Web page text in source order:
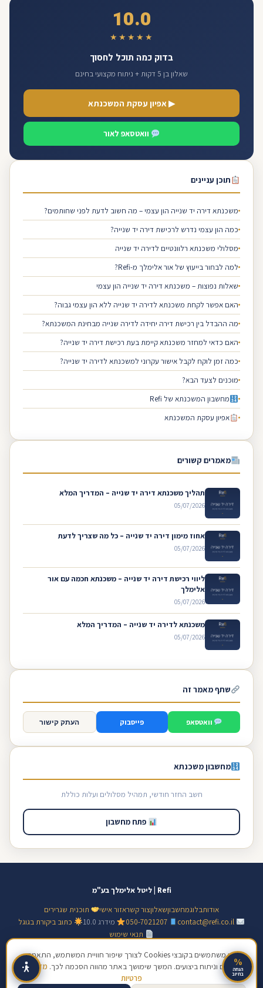
10.0
★★★★★
בדוק כמה תוכל לחסוך
שאלון בן 5 דקות + ניתוח מקצועי בחינם
▶ אפיון עסקת המשכנתא
וואטסאפ לאור
תוכן עניינים
משכנתא דירה יד שנייה הון עצמי – מה חשוב לדעת לפני שחותמים?
כמה הון עצמי נדרש לרכישת דירה יד שנייה?
מסלולי משכנתא רלוונטיים לדירה יד שנייה
למה לבחור בייעוץ של אור אלימלך מ-Refi?
שאלות נפוצות – משכנתא דירה יד שנייה הון עצמי
האם אפשר לקחת משכנתא לדירה יד שנייה ללא הון עצמי גבוה?
מה ההבדל בין רכישת דירה יחידה לדירה שנייה מבחינת המשכנתא?
האם כדאי למחזר משכנתא קיימת בעת רכישת דירה יד שנייה?
כמה זמן לוקח לקבל אישור עקרוני למשכנתא לדירה יד שנייה?
מוכנים לצעד הבא?
מחשבון המשכנתא של Refi
אפיון עסקת המשכנתא
מאמרים קשורים
תהליך משכנתא דירה יד שנייה – המדריך המלא
05/07/2026
אחוז מימון דירה יד שנייה – כל מה שצריך לדעת
05/07/2026
ליווי רכישת דירה יד שנייה – משכנתא חכמה עם אור
אלימלך
05/07/2026
משכנתא לדירה יד שנייה – המדריך המלא
05/07/2026
שתף מאמר זה
וואטסאפ פייסבוק העתק קישור
מחשבון משכנתא
חשב החזר חודשי, תמהיל מסלולים ועלות כוללת
פתח מחשבון
Refi | ליטל אלימלך בע"מ
אודותבלוגמחשבוןשאלוןצור קשראזור אישי
תוכנית שגרירים
050-7021207 מידרג 10.0
כתוב ביקורת בגוגל
תנאי שימוש
© 2026 ליטל אלימלך בע"מ · ח.פ 517128138 · כל הזכויות שמורות | מידע כללי
בלבד, אינו ייעוץ פיננסי מחייב
אנו משתמשים בקובצי Cookies לצורך שיפור חוויית המשתמש, התאמת
תכנים וניתוח ביצועים. המשך שימושך באתר מהווה הסכמה לכך. מדיניות
פרטיות
%
הנחה
בחיוב